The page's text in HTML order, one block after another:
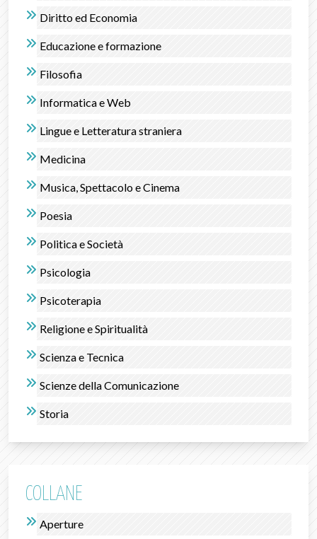
Diritto ed Economia
Educazione e formazione
Filosofia
Informatica e Web
Lingue e Letteratura straniera
Medicina
Musica, Spettacolo e Cinema
Poesia
Politica e Società
Psicologia
Psicoterapia
Religione e Spiritualità
Scienza e Tecnica
Scienze della Comunicazione
Storia
COLLANE
Aperture